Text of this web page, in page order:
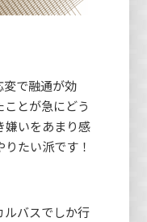
変で融通が効
とが急にどう
嫌いをあまり感
たい派です！
ルバスでしか行